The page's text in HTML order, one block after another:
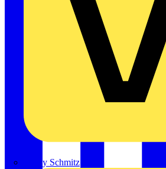
Hardy Schmitz